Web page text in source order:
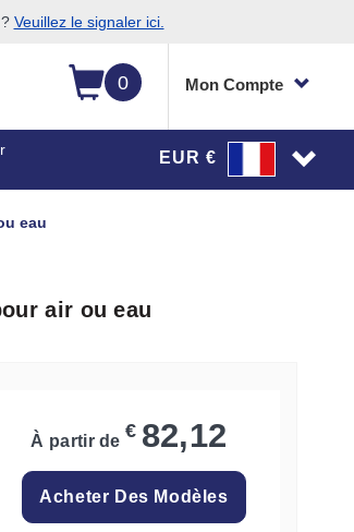
Veuillez le signaler ici.
0 Mon Compte
EUR €
eau
air ou eau
À partir de € 82,12
Acheter Des Modèles